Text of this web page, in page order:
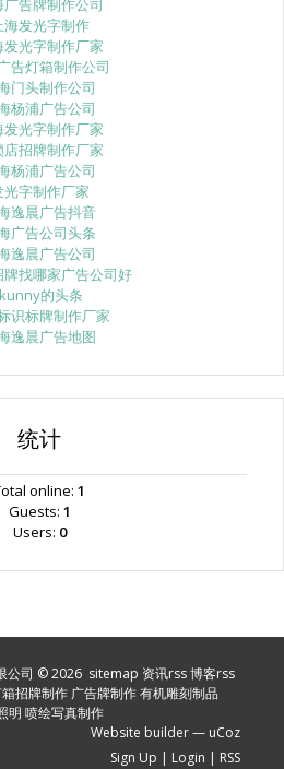
广告牌制作公司
海发光字制作
发光字制作厂家
告灯箱制作公司
门头制作公司
杨浦广告公司
发光字制作厂家
店招牌制作厂家
杨浦广告公司
光字制作厂家
逸晨广告抖音
广告公司头条
逸晨广告公司
找哪家广告公司好
的头条
识标牌制作厂家
逸晨广告地图
统计
online: 1
Guests: 1
Users: 0
公司 © 2026 sitemap 资讯rss博客rss
招牌制作广告牌制作有机雕刻制品
明 喷绘写真制作
Website builder— uCoz
Sign Up
Login RSS